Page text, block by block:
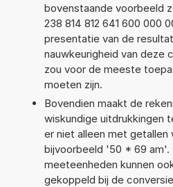
bovenstaande voorbeeld
238 814 812 641 600 000
presentatie van de
nauwkeurigheid van deze
zou voor de meeste
moeten zijn.
Bovendien maakt de
wiskundige uitdrukkingen
er niet alleen met getallen
bijvoorbeeld '50 * 69 am'.
meeteenheden kunnen
gekoppeld bij de